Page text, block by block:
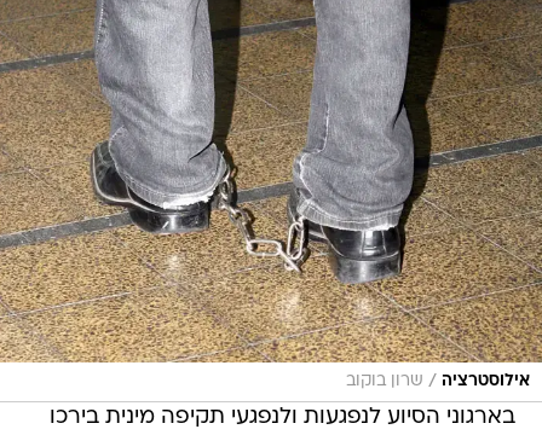
אילוסטרציה / שרון בוקוב
בארגוני הסיוע לנפגעות ולנפגעי תקיפה מינית בירכו